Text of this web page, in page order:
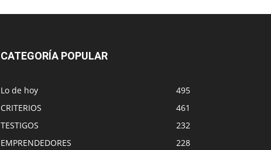
CATEGORÍA POPULAR
Lo de hoy
495
CRITERIOS
461
TESTIGOS
232
EMPRENDEDORES
228